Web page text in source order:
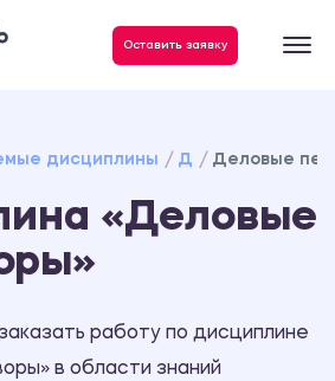
Оставить заявку
дисциплины Д Деловые
«Деловые
работу по дисциплине
в области знаний